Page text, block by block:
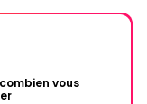
vous